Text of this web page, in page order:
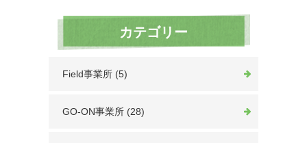
カテゴリー
Field事業所 (5)
GO-ON事業所 (28)